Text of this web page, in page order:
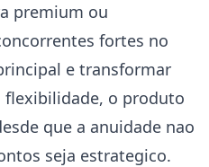
premium ou
fortes no
e transformar
flexibilidade, o produto
que a anuidade nao
seja estrategico.